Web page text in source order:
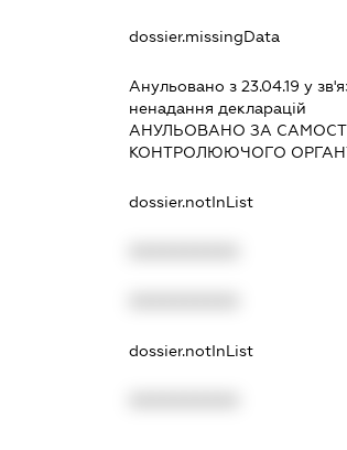
dossier.missingData
Анульовано з 23.04.19 у
ненадання декларацiй
АНУЛЬОВАНО ЗА
КОНТРОЛЮЮЧОГО
dossier.notInList
dossier.notInList